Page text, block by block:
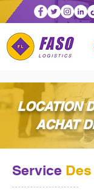
LOCATION
ACHAT
Service